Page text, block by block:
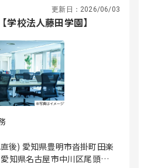
広島11階 福山市昭和町2-3
階 山口 下関市南部町
田生命下関ビル3階 周南市
興ビル6階 徳島 徳島市
37 明治安田生命徳島東船場
岡 北九州市小倉北
1明治安田生命小倉ビル2階
町4-33 明治安田生命久留米
明
る場所 / 北千住、千住大橋、
川、町田、新横浜、北新横
更新日： 2026/06/03
校法人藤田学園】
後) 愛知県豊明市沓掛町田楽
知県名古屋市中川区尾頭橋